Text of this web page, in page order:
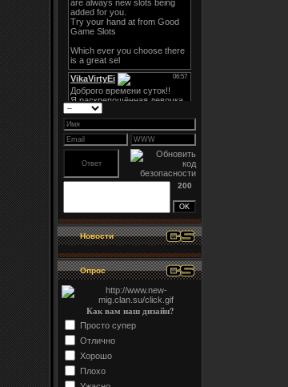
200
Новости
Опрос
Как вам наш дизайн?
Просто супер
Отлично
Хорошо
Плохо